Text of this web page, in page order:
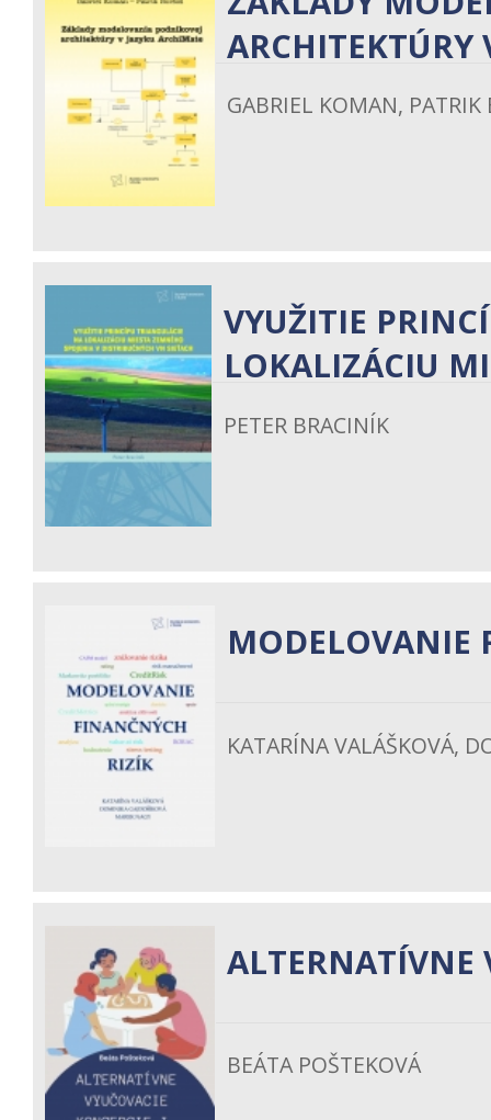
ARCHITEKTÚRY
GABRIEL KOMAN, PATRIK
VYUŽITIE
LOKALIZÁCIU
PETER BRACINÍK
MODELOVANIE
KATARÍNA VALÁŠKOVÁ,
ALTERNATÍVNE
BEÁTA POŠTEKOVÁ